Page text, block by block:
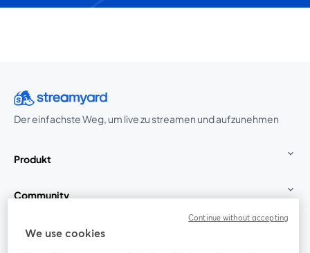
Der einfachste Weg, um live zu streamen und aufzunehmen
Produkt
Community
StreamYard für
We use cookies
Continue without accepting